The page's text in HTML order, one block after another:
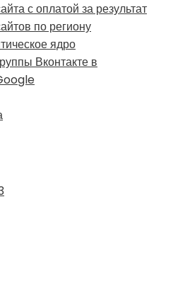
с оплатой за результат
по региону
ядро
Вконтакте в